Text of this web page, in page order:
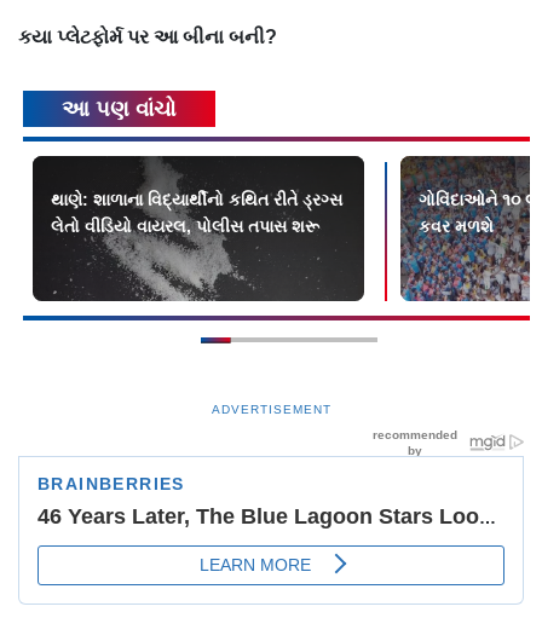
કયા પ્લેટફોર્મ પર આ બીના બની?
આ પણ વાંચો
થાણે: શાળાના વિદ્યાર્થીનો કથિત રીતે ડ્રગ્સ
લેતો વીડિયો વાયરલ, પોલીસ તપાસ શરૂ
ગોવિંદાઓને ૧૦
કવર મળશે
ADVERTISEMENT